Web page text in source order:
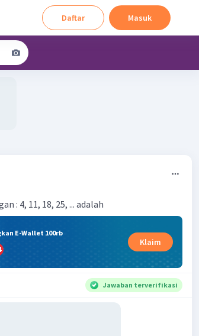
Daftar Masuk
: 4, 11, 18, 25, ... adalah
E-Wallet 100rb
Klaim
Jawaban terverifikasi